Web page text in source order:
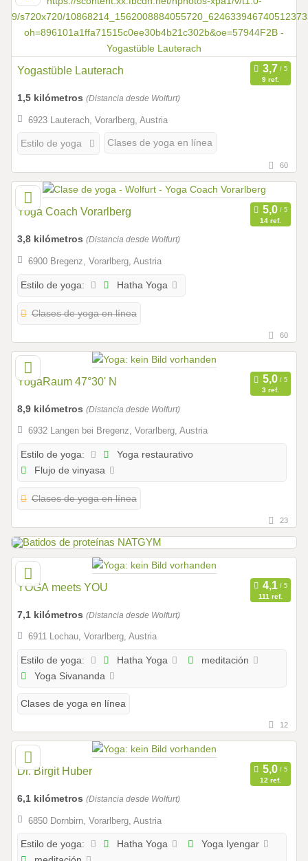
Yogastüble Lauterach
9 ref.
1,5 kilómetros (Distancia desde Wolfurt)
6923 Lauterach, Vorarlberg, Austria
Estilo de yoga Clases de yoga en línea
60
Yoga Coach Vorarlberg
14 ref.
3,8 kilómetros (Distancia desde Wolfurt)
6900 Bregenz, Vorarlberg, Austria
Estilo de yoga: Hatha Yoga
Clases de yoga en línea
60
YogaRaum 47°30' N
3 ref.
8,9 kilómetros (Distancia desde Wolfurt)
6932 Langen bei Bregenz, Vorarlberg, Austria
Estilo de yoga:
Yoga restaurativo
Flujo de vinyasa
Clases de yoga en línea
23
YOGA meets YOU
111 ref.
7,1 kilómetros (Distancia desde Wolfurt)
6911 Lochau, Vorarlberg, Austria
Estilo de yoga: Hatha Yoga
meditación
Yoga Sivananda
Clases de yoga en línea
12
Dr. Birgit Huber
12 ref.
6,1 kilómetros (Distancia desde Wolfurt)
6850 Dornbirn, Vorarlberg, Austria
Estilo de yoga: Hatha Yoga
Yoga Iyengar